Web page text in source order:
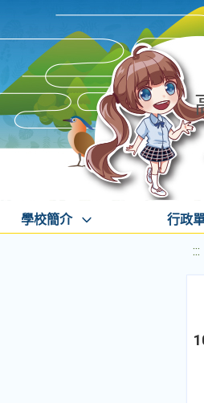
學校簡介 行政
:::